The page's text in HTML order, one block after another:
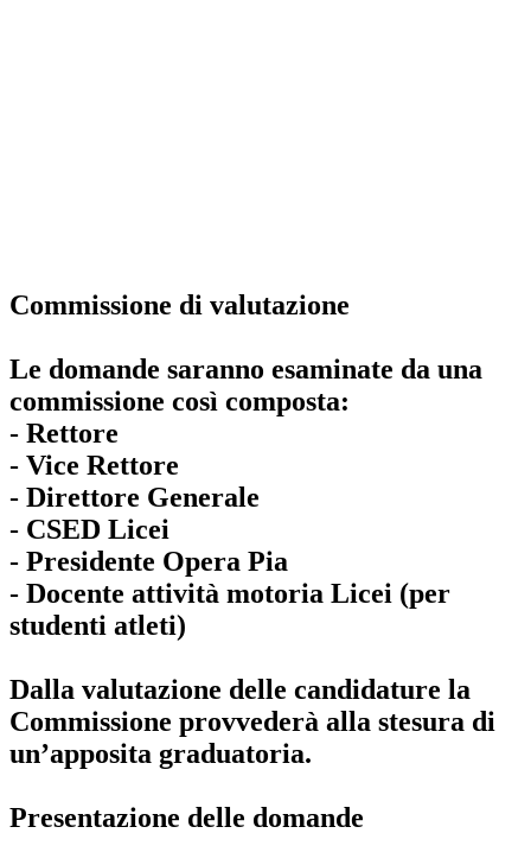
Commissione di valutazione
Le domande saranno esaminate da una
commissione così composta:
- Rettore
- Vice Rettore
- Direttore Generale
- CSED Licei
- Presidente Opera Pia
- Docente attività motoria Licei (per
studenti atleti)
Dalla valutazione delle candidature la
Commissione provvederà alla stesura di
un’apposita graduatoria.
Presentazione delle domande